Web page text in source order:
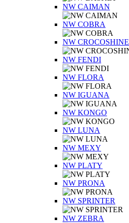
NW CAIMAN
NW COBRA
NW CROCOSHINE
NW FENDI
NW FLORA
NW IGUANA
NW KONGO
NW LUNA
NW MEXY
NW PLATY
NW PRONA
NW SPRINTER
NW ZEBRA